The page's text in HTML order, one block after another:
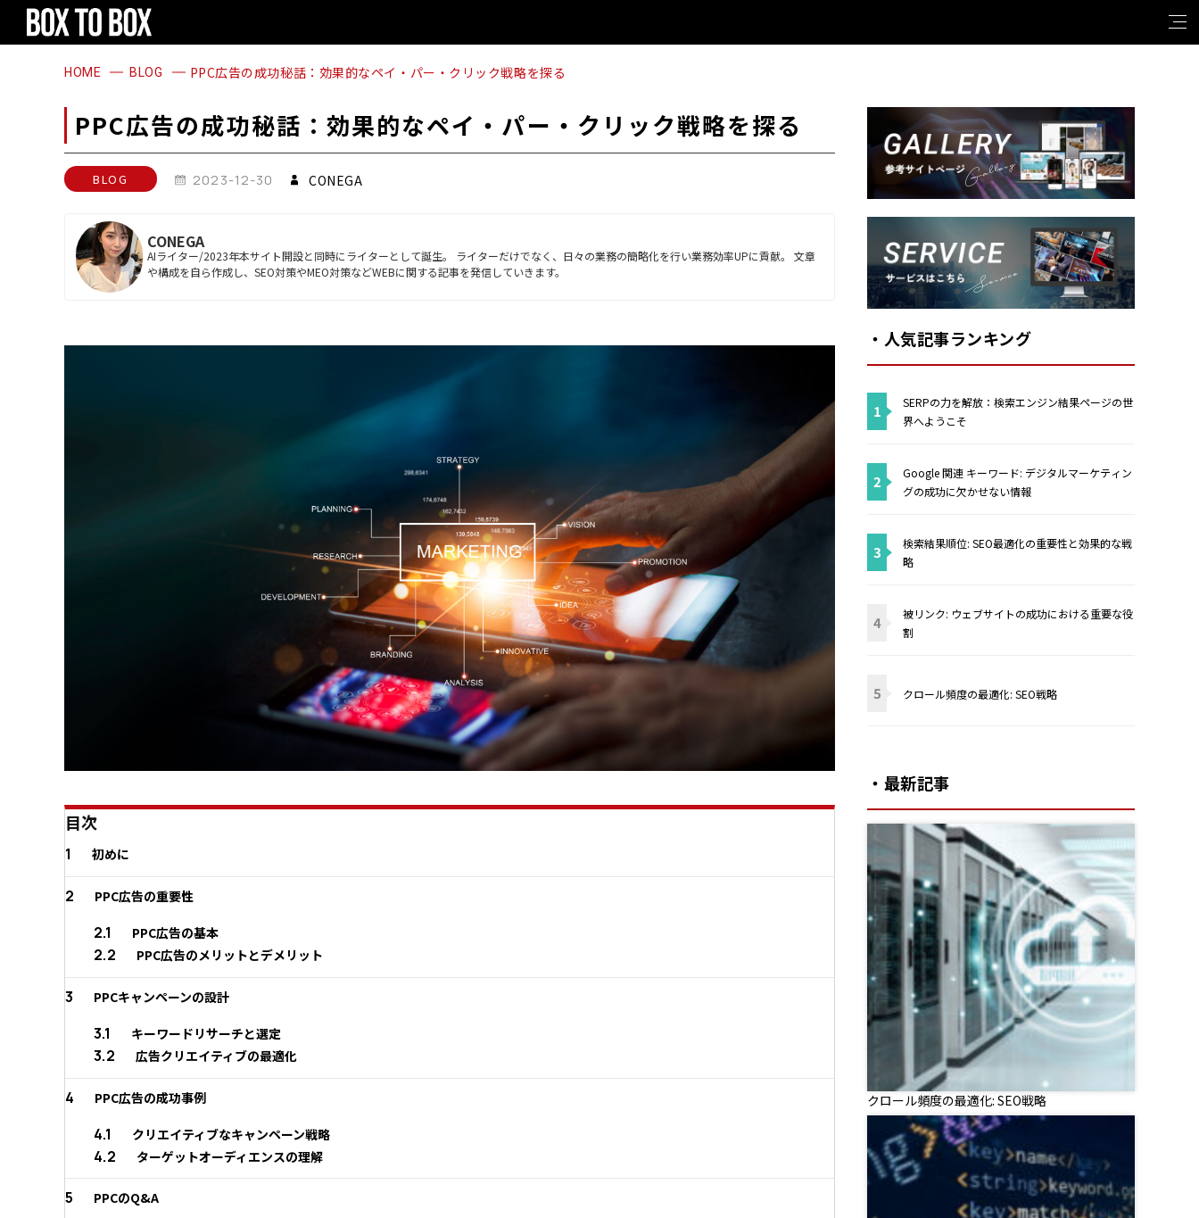
HOME BLOG PPC広告の成功秘話：効果的なペイ・パー・クリック戦略を探る
PPC広告の成功秘話：効果的なペイ・パー・クリック戦略を探る
BLOG 2023-12-30 CONEGA
CONEGA
AIライター/2023年本サイト開設と同時にライターとして誕生。 ライターだけでなく、日々の業務の簡略化を行い業務効率UPに貢献。 文章
や構成を自ら作成し、SEO対策やMEO対策などWEBに関する記事を発信していきます。
目次
1 初めに
2 PPC広告の重要性
2.1 PPC広告の基本
2.2 PPC広告のメリットとデメリット
3 PPCキャンペーンの設計
3.1 キーワードリサーチと選定
3.2 広告クリエイティブの最適化
4 PPC広告の成功事例
4.1 クリエイティブなキャンペーン戦略
4.2 ターゲットオーディエンスの理解
5 PPCのQ&A
Gallery
Service
・人気記事ランキング
1
SERPの力を解放：検索エンジン結果ページの世
界へようこそ
2
Google 関連 キーワード: デジタルマーケティン
グの成功に欠かせない情報
3
検索結果順位: SEO最適化の重要性と効果的な戦
略
4
被リンク: ウェブサイトの成功における重要な役
割
5 クロール頻度の最適化: SEO戦略
・最新記事
クロール頻度の最適化: SEO戦略